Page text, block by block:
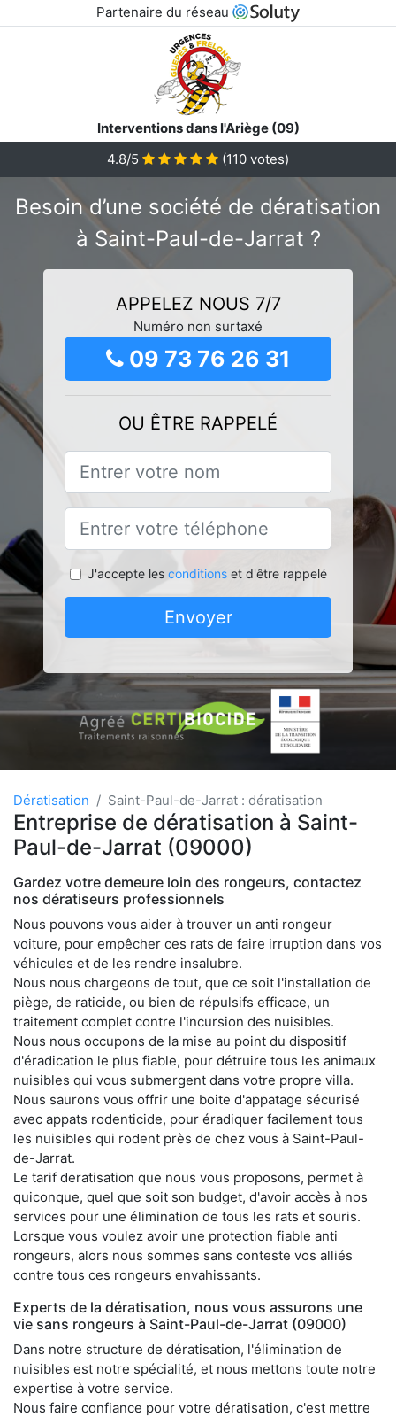
Partenaire du réseau
Interventions dans l'Ariège (09)
4.8/5
(110 votes)
Besoin d’une société de dératisation
à Saint-Paul-de-Jarrat ?
APPELEZ NOUS 7/7
Numéro non surtaxé
09 73 76 26 31
OU ÊTRE RAPPELÉ
J'accepte les conditionset d'être rappelé
Envoyer
Dératisation Saint-Paul-de-Jarrat : dératisation
Entreprise de dératisation à Saint-
Paul-de-Jarrat (09000)
Gardez votre demeure loin des rongeurs, contactez
nos dératiseurs professionnels
Nous pouvons vous aider à trouver un anti rongeur
voiture, pour empêcher ces rats de faire irruption dans vos
véhicules et de les rendre insalubre.
Nous nous chargeons de tout, que ce soit l'installation de
piège, de raticide, ou bien de répulsifs efficace, un
traitement complet contre l'incursion des nuisibles.
Nous nous occupons de la mise au point du dispositif
d'éradication le plus fiable, pour détruire tous les animaux
nuisibles qui vous submergent dans votre propre villa.
Nous saurons vous offrir une boite d'appatage sécurisé
avec appats rodenticide, pour éradiquer facilement tous
les nuisibles qui rodent près de chez vous à Saint-Paul-
de-Jarrat.
Le tarif deratisation que nous vous proposons, permet à
quiconque, quel que soit son budget, d'avoir accès à nos
services pour une élimination de tous les rats et souris.
Lorsque vous voulez avoir une protection fiable anti
rongeurs, alors nous sommes sans conteste vos alliés
contre tous ces rongeurs envahissants.
Experts de la dératisation, nous vous assurons une
vie sans rongeurs à Saint-Paul-de-Jarrat (09000)
Dans notre structure de dératisation, l'élimination de
nuisibles est notre spécialité, et nous mettons toute notre
expertise à votre service.
Nous faire confiance pour votre dératisation, c'est mettre